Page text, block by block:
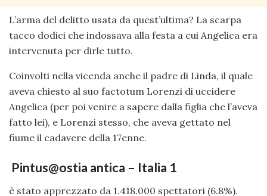
L’arma del delitto usata da quest’ultima? La scarpa
tacco dodici che indossava alla festa a cui Angelica era
intervenuta per dirle tutto.
Coinvolti nella vicenda anche il padre di Linda, il quale
aveva chiesto al suo factotum Lorenzi di uccidere
Angelica (per poi venire a sapere dalla figlia che l’aveva
fatto lei), e Lorenzi stesso, che aveva gettato nel
fiume il cadavere della 17enne.
Pintus@ostia antica – Italia 1
è stato apprezzato da 1.418.000 spettatori (6.8%).